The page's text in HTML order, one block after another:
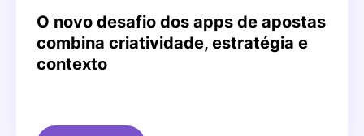
O novo desafio dos apps de apostas
combina criatividade, estratégia e
contexto